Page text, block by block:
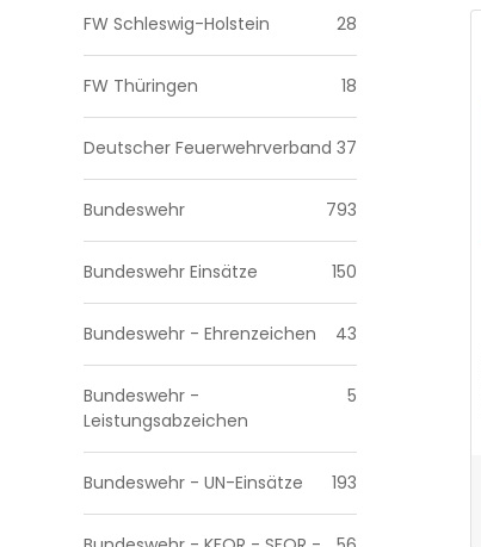
FW Schleswig-Holstein 28
FW Thüringen 18
Deutscher Feuerwehrverband 37
Bundeswehr 793
Bundeswehr Einsätze 150
Bundeswehr - Ehrenzeichen 43
Bundeswehr -
Leistungsabzeichen
5
Bundeswehr - UN-Einsätze 193